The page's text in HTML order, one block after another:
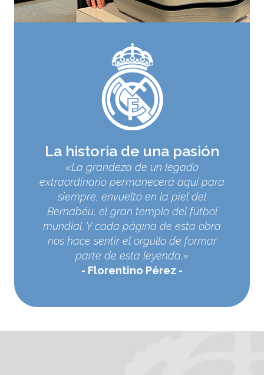
La historia de una pasión
«La grandeza de un legado
extraordinario permanecerá aquí para
siempre, envuelto en la piel del
Bernabéu, el gran templo del fútbol
mundial. Y cada página de esta obra
nos hace sentir el orgullo de formar
parte de esta leyenda.»
Florentino Pérez